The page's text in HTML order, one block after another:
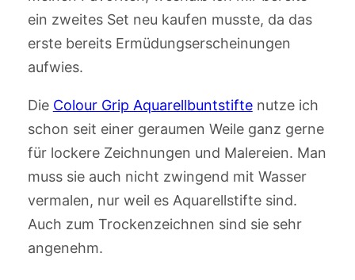
ein zweites Set neu kaufen musste, da das
erste bereits Ermüdungserscheinungen
aufwies.
Die Colour Grip Aquarellbuntstiftenutze ich
schon seit einer geraumen Weile ganz gerne
für lockere Zeichnungen und Malereien. Man
muss sie auch nicht zwingend mit Wasser
vermalen, nur weil es Aquarellstifte sind.
Auch zum Trockenzeichnen sind sie sehr
angenehm.